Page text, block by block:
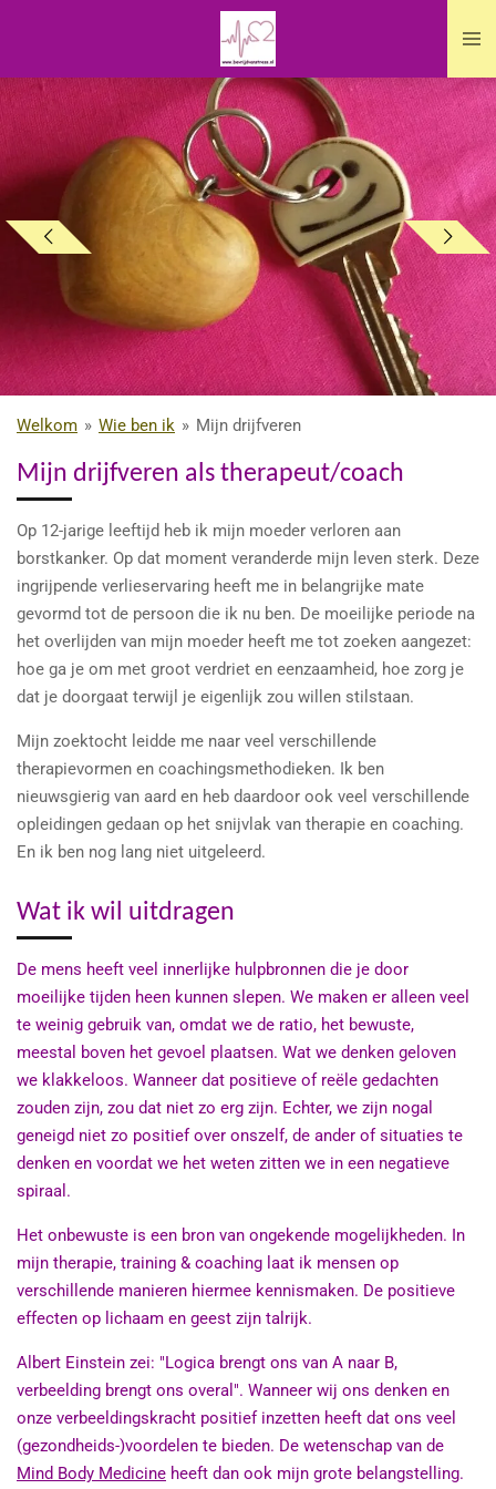
naar
de
hoofdinhoud
Welkom » Wie ben ik » Mijn drijfveren
Mijn drijfveren als therapeut/coach
Op 12-jarige leeftijd heb ik mijn moeder verloren aan
borstkanker. Op dat moment veranderde mijn leven sterk. Deze
ingrijpende verlieservaring heeft me in belangrijke mate
gevormd tot de persoon die ik nu ben. De moeilijke periode na
het overlijden van mijn moeder heeft me tot zoeken aangezet:
hoe ga je om met groot verdriet en eenzaamheid, hoe zorg je
dat je doorgaat terwijl je eigenlijk zou willen stilstaan.
Mijn zoektocht leidde me naar veel verschillende
therapievormen en coachingsmethodieken. Ik ben
nieuwsgierig van aard en heb daardoor ook veel verschillende
opleidingen gedaan op het snijvlak van therapie en coaching.
En ik ben nog lang niet uitgeleerd.
Wat ik wil uitdragen
De mens heeft veel innerlijke hulpbronnen die je door
moeilijke tijden heen kunnen slepen. We maken er alleen veel
te weinig gebruik van, omdat we de ratio, het bewuste,
meestal boven het gevoel plaatsen. Wat we denken geloven
we klakkeloos. Wanneer dat positieve of reële gedachten
zouden zijn, zou dat niet zo erg zijn. Echter, we zijn nogal
geneigd niet zo positief over onszelf, de ander of situaties te
denken en voordat we het weten zitten we in een negatieve
spiraal.
Het onbewuste is een bron van ongekende mogelijkheden. In
mijn therapie, training & coaching laat ik mensen op
verschillende manieren hiermee kennismaken. De positieve
effecten op lichaam en geest zijn talrijk.
Albert Einstein zei: "Logica brengt ons van A naar B,
verbeelding brengt ons overal". Wanneer wij ons denken en
onze verbeeldingskracht positief inzetten heeft dat ons veel
(gezondheids-)voordelen te bieden. De wetenschap van de
Mind Body Medicine heeft dan ook mijn grote belangstelling.